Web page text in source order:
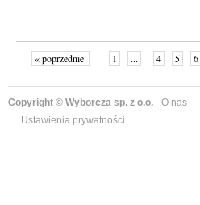
« poprzednie 1 ... 4 5 6
Copyright © Wyborcza sp. z o.o. O nas
Ustawienia prywatności